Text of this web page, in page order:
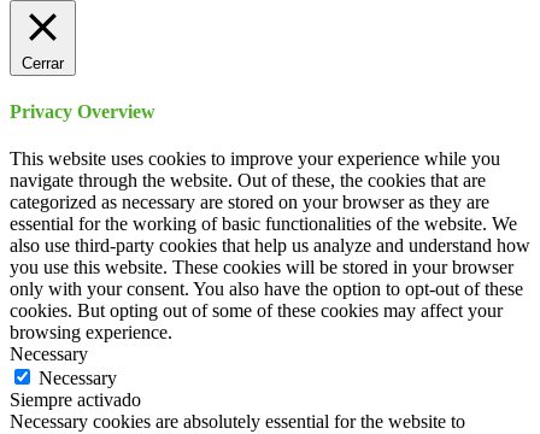
Cerrar
Privacy Overview
This website uses cookies to improve your experience while you
navigate through the website. Out of these, the cookies that are
categorized as necessary are stored on your browser as they are
essential for the working of basic functionalities of the website. We
also use third-party cookies that help us analyze and understand how
you use this website. These cookies will be stored in your browser
only with your consent. You also have the option to opt-out of these
cookies. But opting out of some of these cookies may affect your
browsing experience.
Necessary
Necessary
Siempre activado
Necessary cookies are absolutely essential for the website to